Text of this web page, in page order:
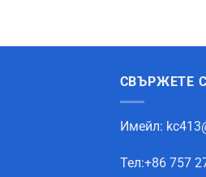
СВЪРЖЕТЕ
Имейл:
Тел:+86 757